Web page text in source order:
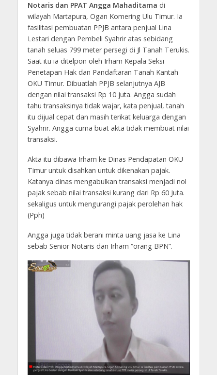
Notaris dan PPAT Angga Mahaditama di
wilayah Martapura, Ogan Komering Ulu Timur. Ia
fasilitasi pembuatan PPJB antara penjual Lina
Lestari dengan Pembeli Syahrir atas sebidang
tanah seluas 799 meter persegi di Jl Tanah Terukis.
Saat itu ia ditelpon oleh Irham Kepala Seksi
Penetapan Hak dan Pandaftaran Tanah Kantah
OKU Timur. Dibuatlah PPJB selanjutnya AJB
dengan nilai transaksi Rp 10 juta. Angga sudah
tahu transaksinya tidak wajar, kata penjual, tanah
itu dijual cepat dan masih terikat keluarga dengan
Syahrir. Angga cuma buat akta tidak membuat nilai
transaksi.
Akta itu dibawa Irham ke Dinas Pendapatan OKU
Timur untuk disahkan untuk dikenakan pajak.
Katanya dinas mengabulkan transaksi menjadi nol
pajak sebab nilai transaksi kurang dari Rp 60 Juta.
sekaligus untuk mengurangi pajak perolehan hak
(Pph)
Angga juga tidak berani minta uang jasa ke Lina
sebab Senior Notaris dan Irham “orang BPN”.